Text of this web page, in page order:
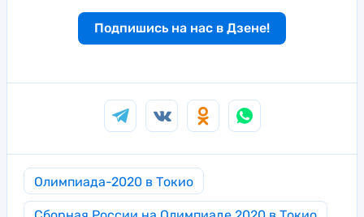
Подпишись на нас в Дзене!
Олимпиада-2020 в Токио